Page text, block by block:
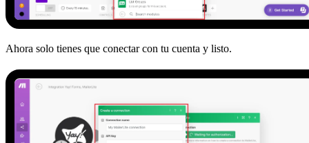
Ahora solo tienes que conectar con tu cuenta y listo.